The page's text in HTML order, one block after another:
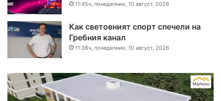
11:45ч, понеделник, 10 август, 2026
Как световният спорт спечели на
Гребния канал
11:38ч, понеделник, 10 август, 2026